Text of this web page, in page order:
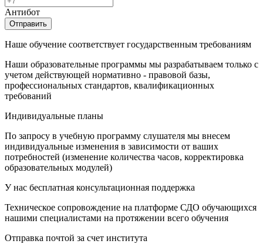
Антибот
Отправить
Наше обучение соответствует государственным требованиям
Наши образовательные программы мы разрабатываем только с
учетом действующей нормативно - правовой базы,
профессиональных стандартов, квалификационных
требований
Индивидуальные планы
По запросу в учебную программу слушателя мы внесем
индивидуальные изменения в зависимости от ваших
потребностей (изменение количества часов, корректировка
образовательных модулей)
У нас бесплатная консультационная поддержка
Техническое сопровождение на платформе СДО обучающихся
нашими специалистами на протяжении всего обучения
Отправка почтой за счет института